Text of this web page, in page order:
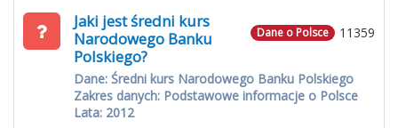
11359
Dane o Polsce
Jaki jest średni kurs
Narodowego Banku
Polskiego?
Dane: Średni kurs Narodowego Banku Polskiego
Zakres danych: Podstawowe informacje o Polsce
Lata: 2012